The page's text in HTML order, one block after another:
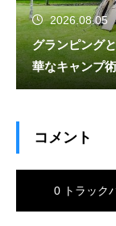
2026.08.05
グランピング
華なキャンプ術
コメント
0 トラック